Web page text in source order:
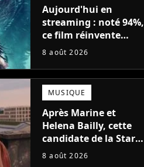
Aujourd'hui en
streaming : noté 94%,
ce film réinvente
complètement cette
fiction vieille de 40
ans
8 août 2026
MUSIQUE
Après Marine et
Helena Bailly, cette
candidate de la Star
Academy adorée du
8 août 2026